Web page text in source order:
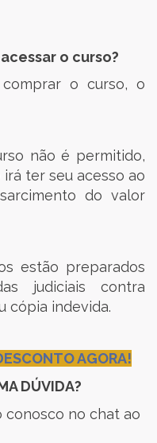
o curso?
o curso, o
não é permitido,
ter seu acesso ao
do valor
estão preparados
judiciais contra
cópia indevida.
AGORA!
DÚVIDA?
no chat ao